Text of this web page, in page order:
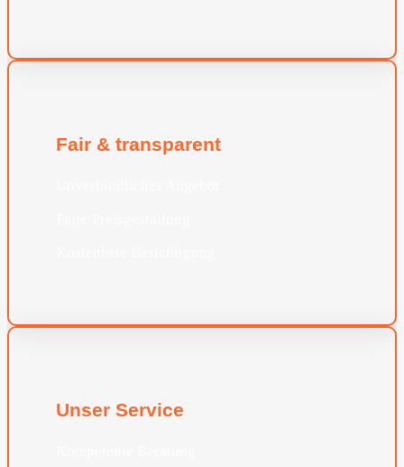
Fair & transparent
Unser Service